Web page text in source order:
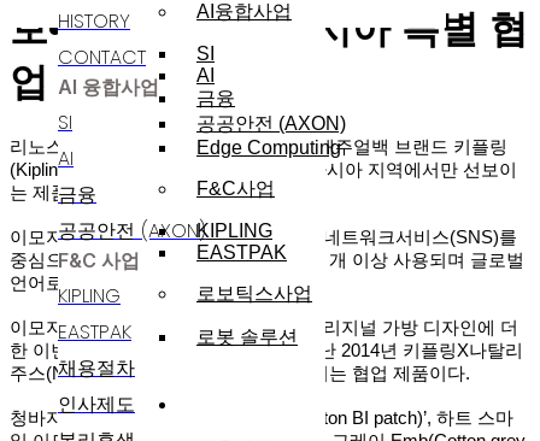
AI융합사업
SI
AI
금융
공공안전 (AXON)
Edge Computing
F&C사업
KIPLING
EASTPAK
로보틱스사업
로봇 솔루션
HISTORY
CONTACT
AI 융합사업
SI
AI
금융
공공안전 (AXON)
F&C 사업
KIPLING
EASTPAK
채용절차
인사제도
보•••’이모지’와 아시아 특별 협
업 제품 출시
리노스 박병근)의 세계적인 캐주얼백 브랜드 키플링
(Kipling)
와 협업해 아시아 지역에서만 선보이
는 제품을 출시한다고
일 밝혔다.
이모지는 페이스북,인스타그램 등 소셜네트워크서비스(SNS)를
중심으로 현재 전 세계적으로 하루60
억 개 이상 사용되며 글로벌
언어로 확산된 그림문자다 .
이모지의 인기 표정 아이콘을 키플링 오리지널 가방 디자인에 더
한 이번 콜라보레이션은 국내에서는 지난 2014년 키플링X나탈리
주스(Natalie Joos 년 만에 선보이는 협업 제품이다.
청바지 느낌의 하늘색 (Cotton BI patch)’, 하트 스마